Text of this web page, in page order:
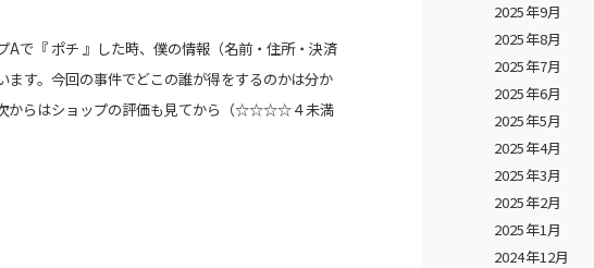
で『 ポチ 』した時、僕の情報（名前・住所・決済
ます。今回の事件でどこの誰が得をするのかは分か
からはショップの評価も見てから（☆☆☆☆４未満
2025年9月
2025年8月
2025年7月
2025年6月
2025年5月
2025年4月
2025年3月
2025年2月
2025年1月
2024年12月